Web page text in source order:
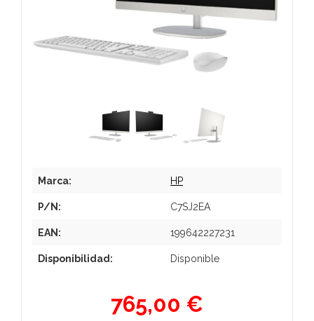
Marca: HP
P/N: C7SJ2EA
EAN: 199642227231
Disponibilidad: Disponible
765,00 €